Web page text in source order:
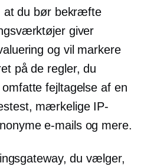
at du bør bekræfte
giver
og vil markere
på de regler, du
fejltagelse af en
mærkelige IP-
e-mails og mere.
du vælger,